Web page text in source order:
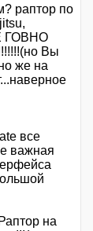
раптор по
ГОВНО
Вы
же на
все
важная
на